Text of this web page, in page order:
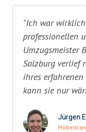
"Ich war
professionellen
Umzugsmeister
Salzburg verlief
ihres
kann sie nur
Jürgen